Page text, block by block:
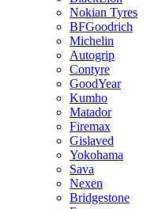
Nokian Tyres
BFGoodrich
Michelin
Autogrip
Contyre
GoodYear
Kumho
Matador
Firemax
Gislaved
Yokohama
Sava
Nexen
Bridgestone